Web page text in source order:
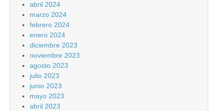
abril 2024
marzo 2024
febrero 2024
enero 2024
diciembre 2023
noviembre 2023
agosto 2023
julio 2023
junio 2023
mayo 2023
abril 2023